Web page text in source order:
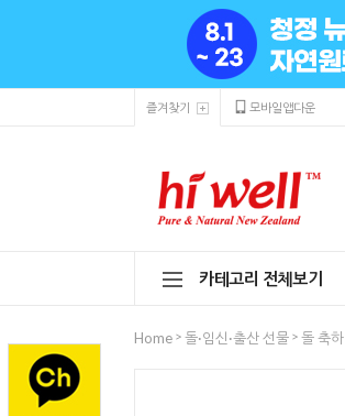
즐겨찾기 모바일앱다운
카테고리 전체보기
Home > 돌·임신·출산 선물 > 돌 축하